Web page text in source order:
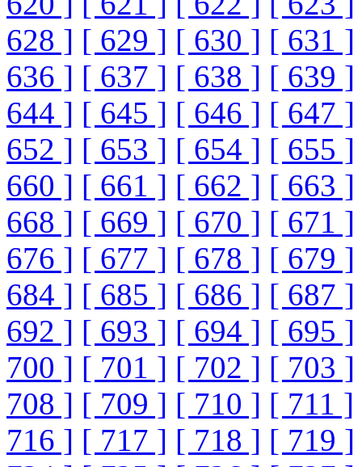
628 ] [ 629 ] [ 630 ] [ 631 ]
636 ] [ 637 ] [ 638 ] [ 639 ]
644 ] [ 645 ] [ 646 ] [ 647 ]
652 ] [ 653 ] [ 654 ] [ 655 ]
660 ] [ 661 ] [ 662 ] [ 663 ]
668 ] [ 669 ] [ 670 ] [ 671 ]
676 ] [ 677 ] [ 678 ] [ 679 ]
684 ] [ 685 ] [ 686 ] [ 687 ]
692 ] [ 693 ] [ 694 ] [ 695 ]
700 ] [ 701 ] [ 702 ] [ 703 ]
708 ] [ 709 ] [ 710 ] [ 711 ]
716 ] [ 717 ] [ 718 ] [ 719 ]